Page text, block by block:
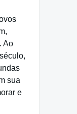
Ao
sua
e